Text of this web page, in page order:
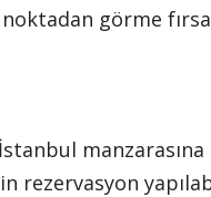
noktadan görme
manzarasına
rezervasyon